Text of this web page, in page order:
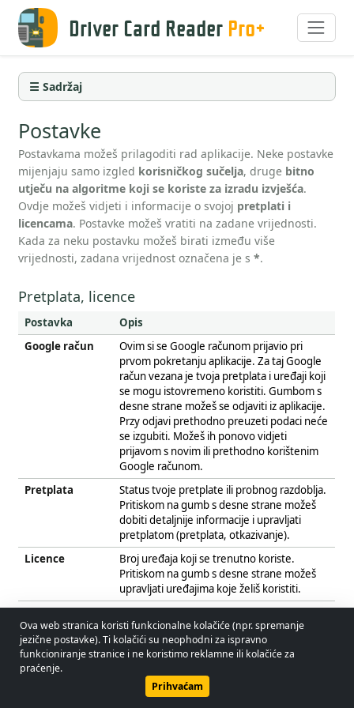
Driver Card Reader Pro+
☰ Sadržaj
Postavke
Postavkama možeš prilagoditi rad aplikacije. Neke postavke
mijenjaju samo izgled korisničkog sučelja, druge bitno
utječu na algoritme koji se koriste za izradu izvješća.
Ovdje možeš vidjeti i informacije o svojoj pretplati i
licencama. Postavke možeš vratiti na zadane vrijednosti.
Kada za neku postavku možeš birati između više
vrijednosti, zadana vrijednost označena je s*.
Pretplata, licence
Postavka
Opis
Google račun
Ovim si se Google računom prijavio pri
prvom pokretanju aplikacije. Za taj Google
račun vezana je tvoja pretplata i uređaji koji
se mogu istovremeno koristiti. Gumbom s
desne strane možeš se odjaviti iz aplikacije.
Przy odjavi prethodno preuzeti podaci neće
se izgubiti. Možeš ih ponovo vidjeti
prijavom s novim ili prethodno korištenim
Google računom.
Pretplata
Status tvoje pretplate ili probnog razdoblja.
Pritiskom na gumb s desne strane možeš
dobiti detaljnije informacije i upravljati
pretplatom (pretplata, otkazivanje).
Licence
Broj uređaja koji se trenutno koriste.
Pritiskom na gumb s desne strane možeš
upravljati uređajima koje želiš koristiti.
UUID
Jedinstveni identifikator aplikacije. Razlikuje
se na svakom uređaju i mijenja se i pri
ponovnoj instalaciji na istom uređaju.
UUID-om možeš jednoznačno identificirati
svoje licence.
© 2026 - Lobol Team• lobolteam@gmail.com
Politika privatnosti
Ova web stranica koristi funkcionalne kolačiće (npr. spremanje
jezične postavke). Ti kolačići su neophodni za ispravno
funkcioniranje stranice i ne koristimo reklamne ili kolačiće za
praćenje.
Prihvaćam